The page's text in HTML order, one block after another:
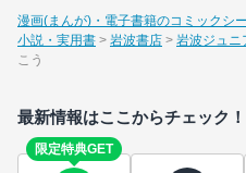
漫画(まんが)・電子書籍のコミックシ
小説・実用書
岩波書店 岩波ジュニ
こう
最新情報はここからチェック！
限定特典GET